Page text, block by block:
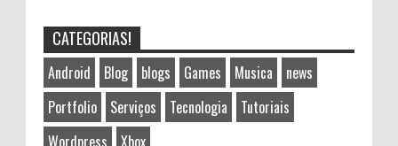
CATEGORIAS!
Android Blog blogs Games Musica
news
Portfolio
Serviços Tecnologia
Tutoriais